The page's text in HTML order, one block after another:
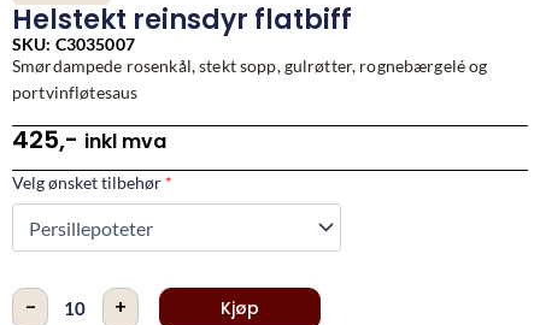
Helstekt reinsdyr flatbiff
SKU: C3035007
Smørdampede rosenkål, stekt sopp, gulrøtter, rognebærgelé og
portvinfløtesaus
425,- inkl mva
Velg ønsket tilbehør *
-
Helstekt
reinsdyr
flatbiff
antall
+ Kjøp